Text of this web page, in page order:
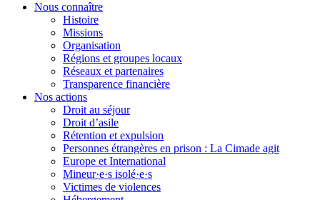
Nous connaître
Histoire
Missions
Organisation
Régions et groupes locaux
Réseaux et partenaires
Transparence financière
Nos actions
Droit au séjour
Droit d’asile
Rétention et expulsion
Personnes étrangères en prison : La Cimade agit
Europe et International
Mineur·e·s isolé·e·s
Victimes de violences